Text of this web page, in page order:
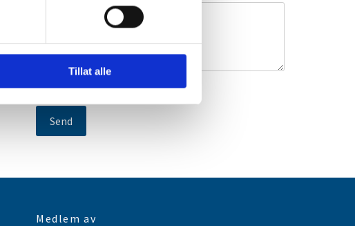
Tillat alle
Medlem av